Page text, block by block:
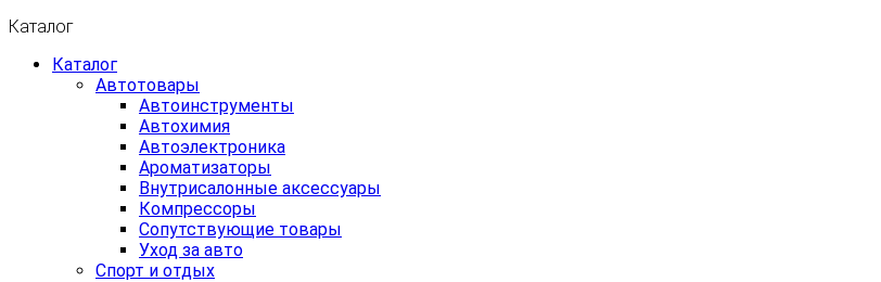
Каталог
Каталог
Автотовары
Автоинструменты
Автохимия
Автоэлектроника
Ароматизаторы
Внутрисалонные аксессуары
Компрессоры
Сопутствующие товары
Уход за авто
Спорт и отдых